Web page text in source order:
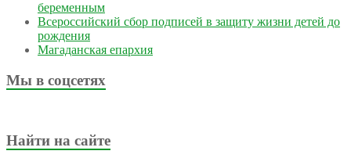
беременным
Всероссийский сбор подписей в защиту жизни детей до
рождения
Магаданская епархия
Мы в соцсетях
Найти на сайте